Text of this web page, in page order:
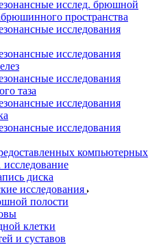
исслед. брюшной
пространства
исследования
исследования
исследования
таза
исследования
исследования
компьютерных
диска
исследования
полости
клетки
и суставов